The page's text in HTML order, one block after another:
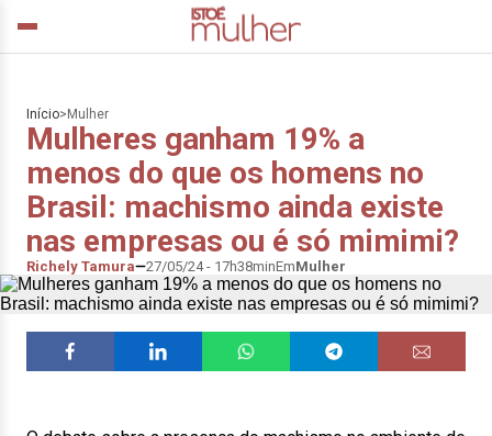
Início> Mulher
Mulheres ganham 19% a
menos do que os homens no
Brasil: machismo ainda existe
nas empresas ou é só mimimi?
Richely Tamura 27/05/24 - 17h38minEmMulher